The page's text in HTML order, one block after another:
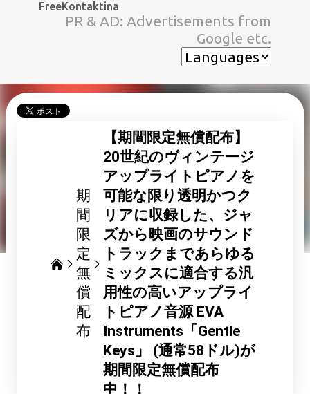
スキップしてメイン コンテンツに移動
FreeKontaktina
PR & AD: Advertisements from
Google etc.
期
間
限
定
無
償
配
布
【期間限定無償配布】
20世紀のヴィンテージ
アップライトピアノを
可能な限り透明かつク
リアに収録した、ジャ
ズから映画のサウンド
トラックまであらゆる
ミックスに適合する汎
用性の高いアップライ
トピアノ音源 EVA
Instruments「Gentle
Keys」 (通常58ドル)が
期間限定無償配布
中！！